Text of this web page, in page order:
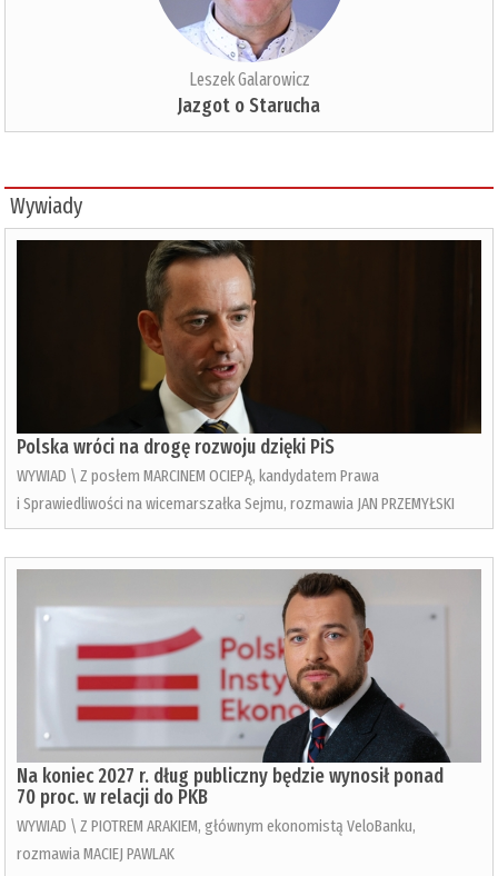
Leszek Galarowicz
Jazgot o Starucha
Wywiady
Polska wróci na drogę rozwoju dzięki PiS
WYWIAD \ Z posłem MARCINEM OCIEPĄ, kandydatem Prawa
i Sprawiedliwości na wicemarszałka Sejmu, rozmawia JAN PRZEMYŁSKI
Na koniec 2027 r. dług publiczny będzie wynosił ponad
70 proc. w relacji do PKB
WYWIAD \ Z PIOTREM ARAKIEM, głównym ekonomistą VeloBanku,
rozmawia MACIEJ PAWLAK